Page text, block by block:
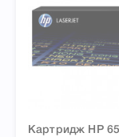
Картридж HP